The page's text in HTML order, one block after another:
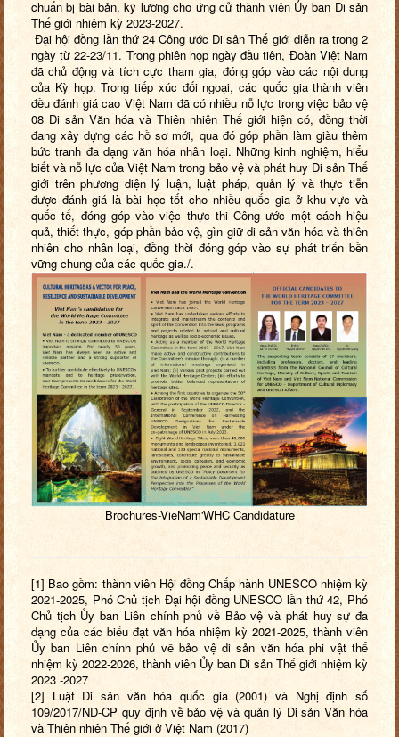
chuẩn bị bài bản, kỹ lưỡng cho ứng cử thành viên Ủy ban Di sản
Thế giới nhiệm kỳ 2023-2027.
Đại hội đồng lần thứ 24 Công ước Di sản Thế giới diễn ra trong 2
ngày từ 22-23/11. Trong phiên họp ngày đầu tiên, Đoàn Việt Nam
đã chủ động và tích cực tham gia, đóng góp vào các nội dung
của Kỳ họp. Trong tiếp xúc đối ngoại, các quốc gia thành viên
đều đánh giá cao Việt Nam đã có nhiều nỗ lực trong việc bảo vệ
08 Di sản Văn hóa và Thiên nhiên Thế giới hiện có, đồng thời
đang xây dựng các hồ sơ mới, qua đó góp phần làm giàu thêm
bức tranh đa dạng văn hóa nhân loại. Những kinh nghiệm, hiểu
biết và nỗ lực của Việt Nam trong bảo vệ và phát huy Di sản Thế
giới trên phương diện lý luận, luật pháp, quản lý và thực tiễn
được đánh giá là bài học tốt cho nhiều quốc gia ở khu vực và
quốc tế, đóng góp vào việc thực thi Công ước một cách hiệu
quả, thiết thực, góp phần bảo vệ, gìn giữ di sản văn hóa và thiên
nhiên cho nhân loại, đồng thời đóng góp vào sự phát triển bền
vững chung của các quốc gia./.
Brochures-VieNam'WHC Candidature
[1] Bao gồm: thành viên Hội đồng Chấp hành UNESCO nhiệm kỳ
2021-2025, Phó Chủ tịch Đại hội đồng UNESCO lần thứ 42, Phó
Chủ tịch Ủy ban Liên chính phủ về Bảo vệ và phát huy sự đa
dạng của các biểu đạt văn hóa nhiệm kỳ 2021-2025, thành viên
Ủy ban Liên chính phủ về bảo vệ di sản văn hóa phi vật thể
nhiệm kỳ 2022-2026, thành viên Ủy ban Di sản Thế giới nhiệm kỳ
2023 -2027
[2] Luật Di sản văn hóa quốc gia (2001) và Nghị định số
109/2017/ND-CP quy định về bảo vệ và quản lý Di sản Văn hóa
và Thiên nhiên Thế giới ở Việt Nam (2017)